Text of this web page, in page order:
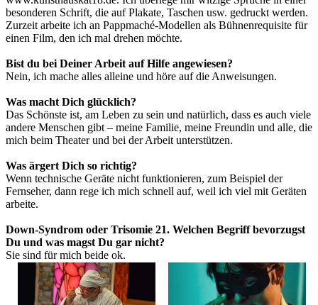
besonderen Schrift, die auf Plakate, Taschen usw. gedruckt werden.
Zurzeit arbeite ich an Pappmaché-Modellen als Bühnenrequisite für
einen Film, den ich mal drehen möchte.
Bist du bei Deiner Arbeit auf Hilfe angewiesen?
Nein, ich mache alles alleine und höre auf die Anweisungen.
Was macht Dich glücklich?
Das Schönste ist, am Leben zu sein und natürlich, dass es auch viele
andere Menschen gibt – meine Familie, meine Freundin und alle, die
mich beim Theater und bei der Arbeit unterstützen.
Was ärgert Dich so richtig?
Wenn technische Geräte nicht funktionieren, zum Beispiel der
Fernseher, dann rege ich mich schnell auf, weil ich viel mit Geräten
arbeite.
Down-Syndrom oder Trisomie 21. Welchen Begriff bevorzugst
Du und was magst Du gar nicht?
Sie sind für mich beide ok.